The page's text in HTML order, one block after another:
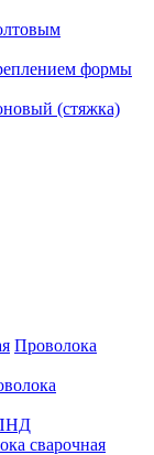
формы
(стяжка)
Проволока
сварочная